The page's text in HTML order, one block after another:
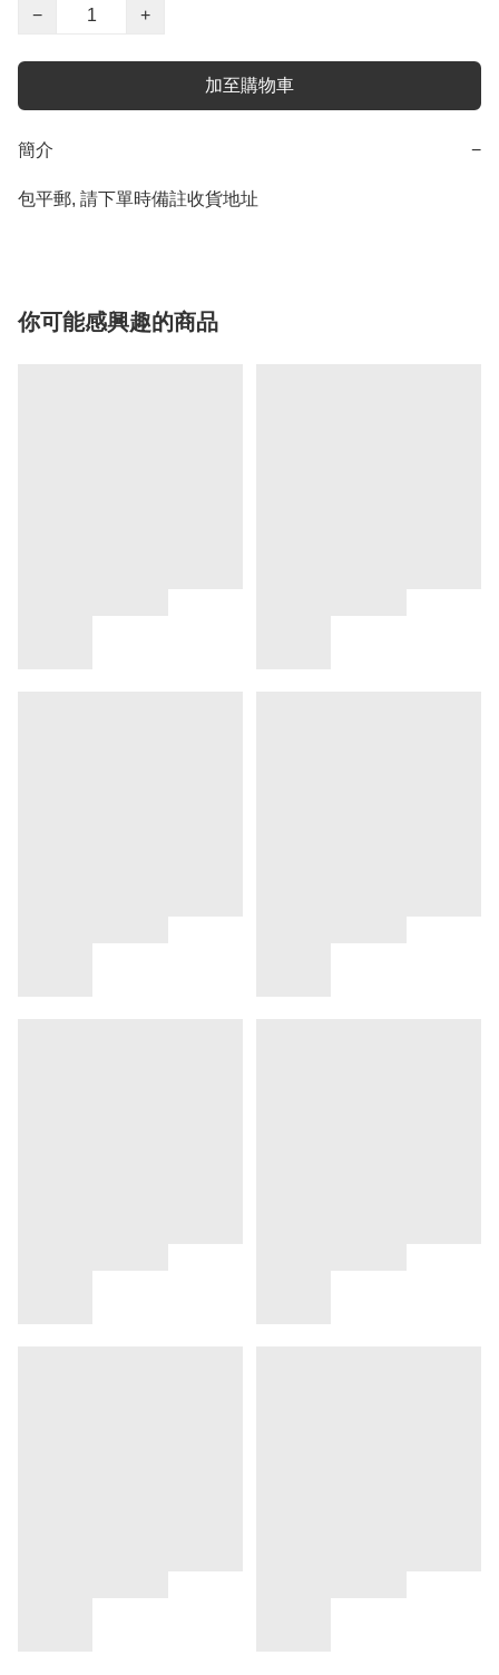
−
+
加至購物車
簡介 −
包平郵, 請下單時備註收貨地址
你可能感興趣的商品